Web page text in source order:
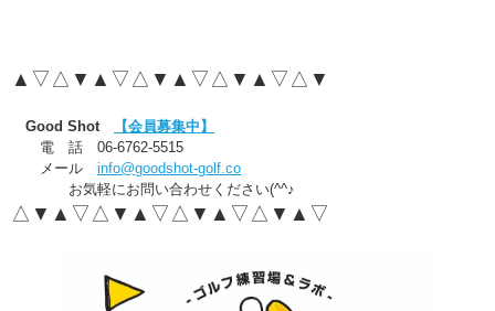
▲▽△▼▲▽△▼▲▽△▼▲▽△▼
Good Shot
【会員募集中】
電 話 06-6762-5515
メール info@goodshot-golf.co
お気軽にお問い合わせください(^^♪
△▼▲▽△▼▲▽△▼▲▽△▼▲▽